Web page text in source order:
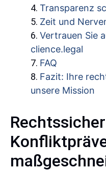
Transparenz
Zeit und
Vertrauen Sie
clience.legal
FAQ
Fazit: Ihre
unsere Mission